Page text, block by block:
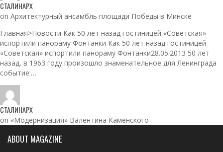
СТАЛИНАРХ
on Архитектурный ансамбль площади Победы в Минске
Главная>Новости Как 50 лет назад гостиницей «Советская»
испортили панораму Фонтанки Как 50 лет назад гостиницей
«Советская» испортили панораму Фонтанки28.05.2013 50 лет
назад, в 1963 году произошло знаменательное для Ленинграда
событие:…
СТАЛИНАРХ
on «Модернизация» Валентина Каменского
ABOUT MAGAZINE